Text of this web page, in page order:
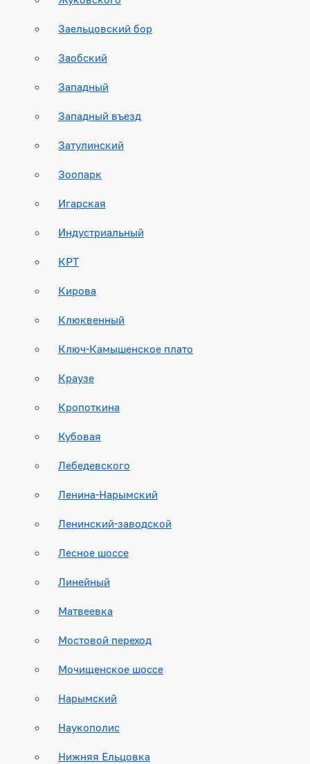
Заельцовский бор
Заобский
Западный
Западный въезд
Затулинский
Зоопарк
Игарская
Индустриальный
КРТ
Кирова
Клюквенный
Ключ-Камышенское плато
Краузе
Кропоткина
Кубовая
Лебедевского
Ленина-Нарымский
Ленинский-заводской
Лесное шоссе
Линейный
Матвеевка
Мостовой переход
Мочищенское шоссе
Нарымский
Наукополис
Нижняя Ельцовка